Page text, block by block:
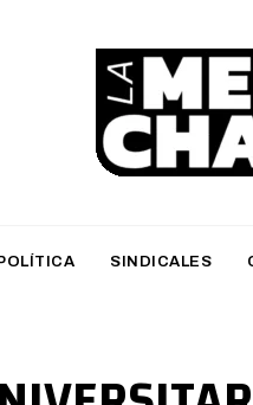
a
M
h
SINDICALES